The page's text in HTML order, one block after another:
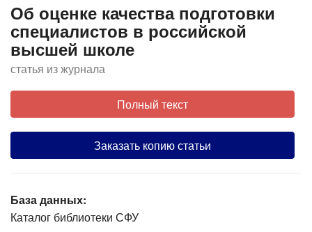
Об оценке качества подготовки
специалистов в российской
высшей школе
статья из журнала
Полный текст
Заказать копию статьи
База данных:
Каталог библиотеки СФУ